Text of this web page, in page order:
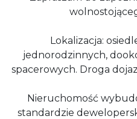
Lokalizacja:
jednorodzinnych,
spacerowych. Droga
Nieruchomość
standardzie